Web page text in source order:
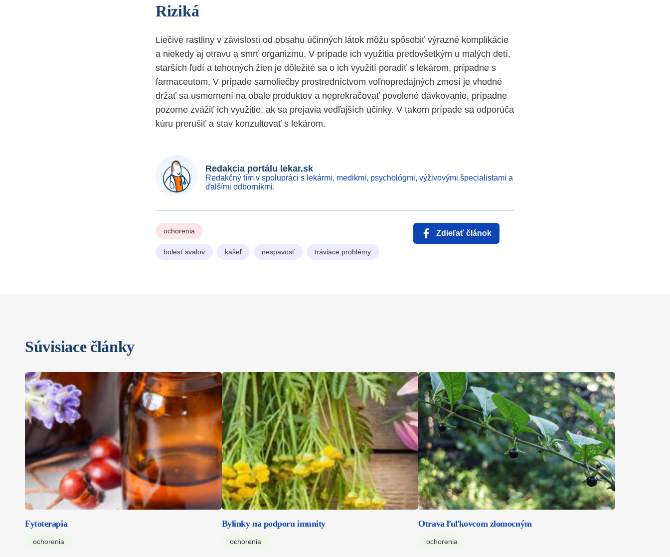
Riziká
Liečivé rastliny v závislosti od obsahu účinných látok môžu spôsobiť výrazné komplikácie
a niekedy aj otravu a smrť organizmu. V prípade ich využitia predovšetkým u malých detí,
starších ľudí a tehotných žien je dôležité sa o ich využití poradiť s lekárom, prípadne s
farmaceutom. V prípade samoliečby prostredníctvom voľnopredajných zmesí je vhodné
držať sa usmernení na obale produktov a neprekračovať povolené dávkovanie, prípadne
pozorne zvážiť ich využitie, ak sa prejavia vedľajších účinky. V takom prípade sa odporúča
kúru prerušiť a stav konzultovať s lekárom.
Redakcia portálu lekar.sk
Redakčný tím v spolupráci s lekármi, medikmi, psychológmi, výživovými špecialistami a
ďalšími odborníkmi.
ochorenia Zdieľať článok
bolesť svalov kašeľ nespavosť tráviace problémy
Súvisiace články
Fytoterapia
ochorenia
Bylinky na podporu imunity
ochorenia
Otrava ľuľkovcom zlomocným
ochorenia